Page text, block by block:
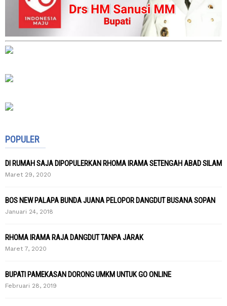
POPULER
DI RUMAH SAJA DIPOPULERKAN RHOMA IRAMA SETENGAH ABAD SILAM
Maret 29, 2020
BOS NEW PALAPA BUNDA JUANA PELOPOR DANGDUT BUSANA SOPAN
Januari 24, 2018
RHOMA IRAMA RAJA DANGDUT TANPA JARAK
Maret 7, 2020
BUPATI PAMEKASAN DORONG UMKM UNTUK GO ONLINE
Februari 28, 2019